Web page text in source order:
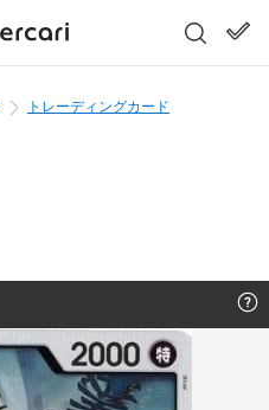
トレーディングカード